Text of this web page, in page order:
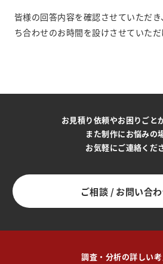
皆様の回答内容を確認させていただ
ち合わせのお時間を設けさせていただ
お見積り依頼やお困りごと
また制作にお悩みの
お気軽にご連絡くだ
ご相談 / お問い合
調査・分析の詳しい